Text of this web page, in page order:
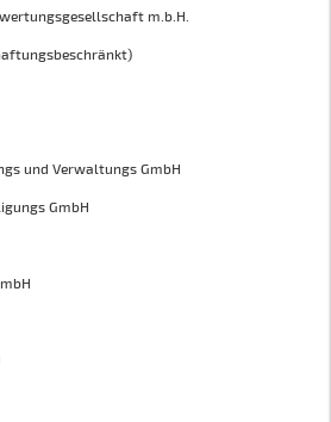
m.b.H.
und Verwaltungs GmbH
GmbH